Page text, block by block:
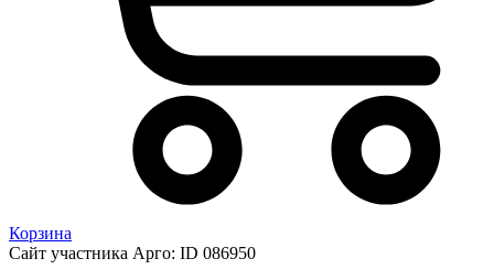
Корзина
Сайт участника Арго: ID 086950